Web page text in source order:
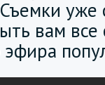
уже
вам все
эфира